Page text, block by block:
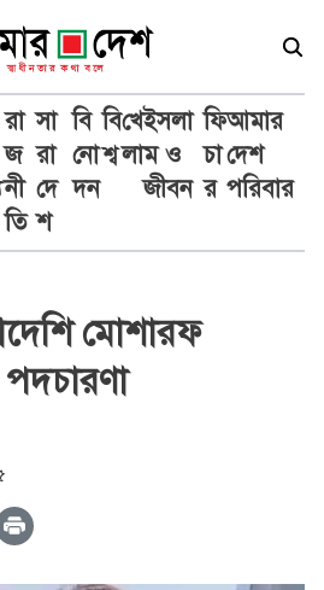
রা
জ
নী
তি
সা
রা
দে
শ
বি
নো
দন
বি
শ্ব
খে
লা
ইসলা
ম ও
জীবন
ফি
চা
র
আমার
দেশ
পরিবার
মোশারফ